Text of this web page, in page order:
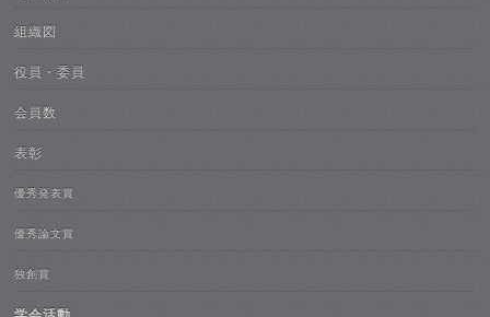
組織図
役員・委員
会員数
表彰
優秀発表賞
優秀論文賞
独創賞